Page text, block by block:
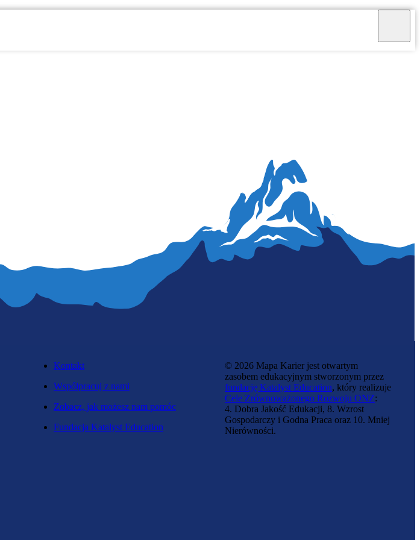
Kontakt
Współpracuj z nami
Zobacz, jak możesz nam pomóc
Fundacja Katalyst Education
© 2026 Mapa Karier jest otwartym
zasobem edukacyjnym stworzonym przez
fundację Katalyst Education, który realizuje
Cele Zrównoważonego Rozwoju ONZ:
4. Dobra Jakość Edukacji, 8. Wzrost
Gospodarczy i Godna Praca oraz 10. Mniej
Nierówności.